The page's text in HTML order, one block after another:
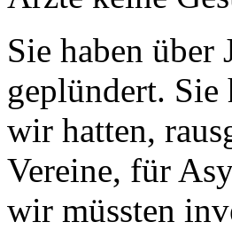
Sie haben über
geplündert. Sie
wir hatten,
Vereine, für
wir müssten